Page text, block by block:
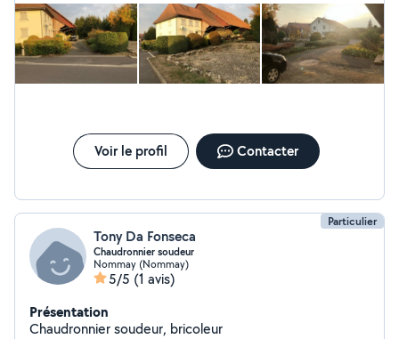
recherche de la plus grande satisfaction du client, je
saurais mener au mieux vos travaux d'aménagements
paysagers. Ayant également des connaissances et de
l'expérience en soudure, je serais à même de gérer vos
demandes également dans ce domaine. Bien
Voir le profil Contacter
Particulier
Tony Da Fonseca
Chaudronnier soudeur
Nommay (Nommay)
5/5 (1 avis)
Présentation
Chaudronnier soudeur, bricoleur